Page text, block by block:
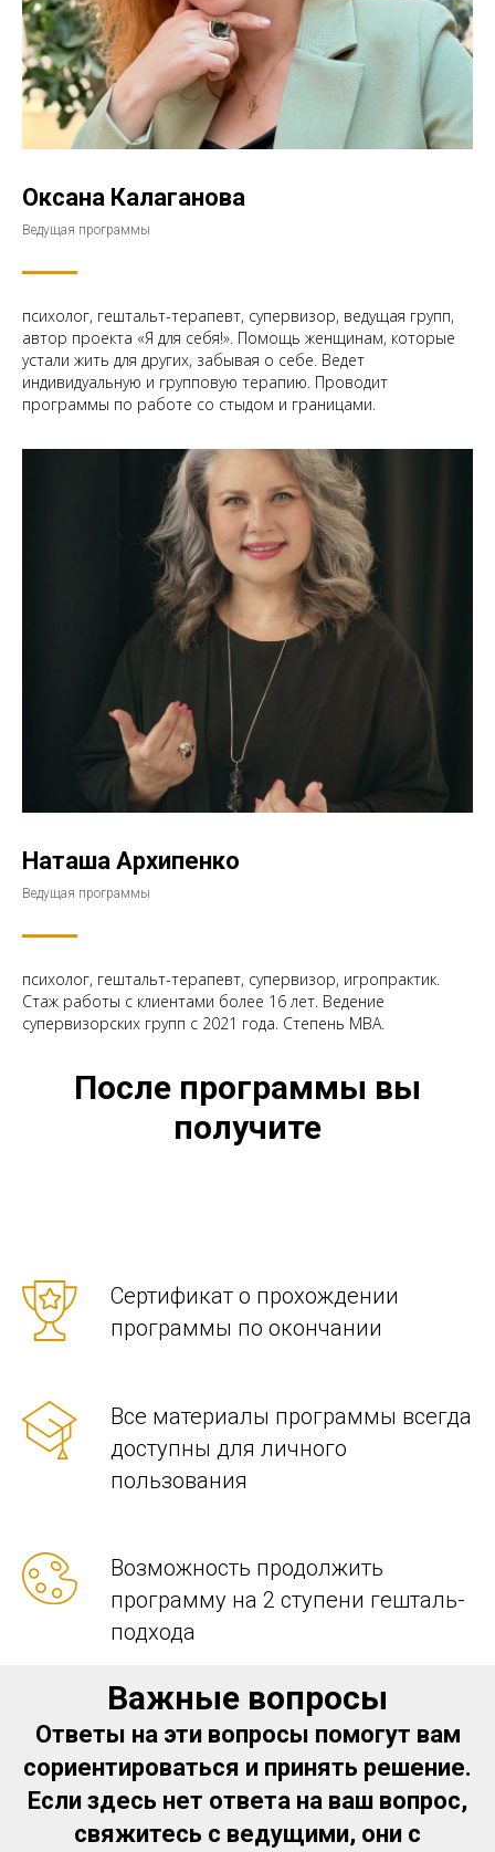
Оксана Калаганова
Ведущая программы
психолог, гештальт-терапевт, супервизор, ведущая групп,
автор проекта «Я для себя!». Помощь женщинам, которые
устали жить для других, забывая о себе. ‌Ведет
индивидуальную и групповую терапию. Проводит
программы по работе со стыдом и границами.
Наташа Архипенко
Ведущая программы
психолог, гештальт-терапевт, супервизор, игропрактик.
Стаж работы с клиентами более 16 лет. Ведение
супервизорских групп с 2021 года. Степень МВА.
После программы вы
получите
Сертификат о прохождении
программы по окончании
Все материалы программы всегда
доступны для личного
пользования
Возможность продолжить
программу на 2 ступени гешталь-
подхода
Важные вопросы
Ответы на эти вопросы помогут вам
сориентироваться и принять решение.
Если здесь нет ответа на ваш вопрос,
свяжитесь с ведущими, они с